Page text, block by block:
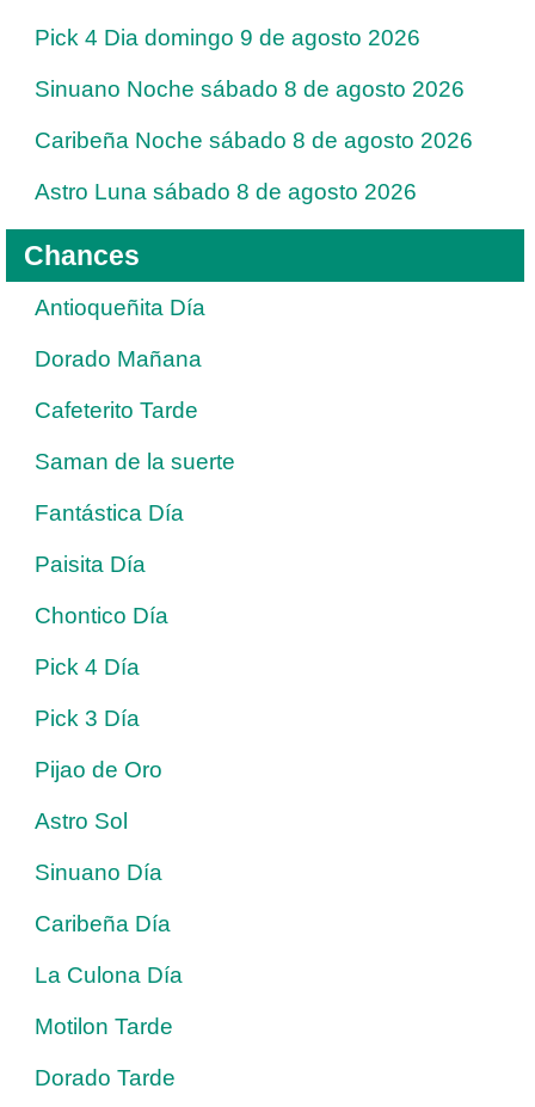
Pick 4 Dia domingo 9 de agosto 2026
Sinuano Noche sábado 8 de agosto 2026
Caribeña Noche sábado 8 de agosto 2026
Astro Luna sábado 8 de agosto 2026
Chances
Antioqueñita Día
Dorado Mañana
Cafeterito Tarde
Saman de la suerte
Fantástica Día
Paisita Día
Chontico Día
Pick 4 Día
Pick 3 Día
Pijao de Oro
Astro Sol
Sinuano Día
Caribeña Día
La Culona Día
Motilon Tarde
Dorado Tarde